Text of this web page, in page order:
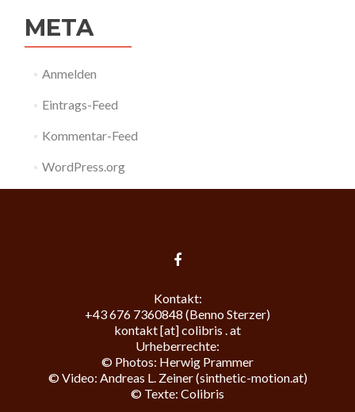
META
Anmelden
Eintrags-Feed
Kommentar-Feed
WordPress.org
Kontakt:
+43 676 7360848 (Benno Sterzer)
kontakt [at] colibris . at
Urheberrechte:
© Photos: Herwig Prammer
© Video: Andreas L. Zeiner (sinthetic-motion.at)
© Texte: Colibris